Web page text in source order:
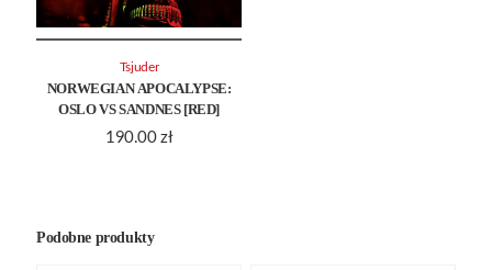
NORWEGIAN APOCALYPSE:
OSLO VS SANDNES [RED]
190.00 zł
Tsjuder
Podobne produkty